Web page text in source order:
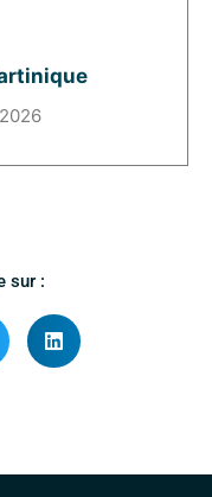
sur :